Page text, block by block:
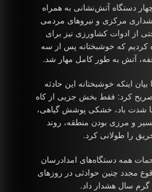
دستگاه آتش‌نشانی به همراه
مرکزی و نیروهای مردمی
از ادوات کشاورزی نیز برای
کردیم که خوشبختانه پس از سه
آتش به طور کامل مهار شد.
بیان اینکه خوشبختانه این حادثه
کرد: فقط بخش جزیی از کاه
شدت باد، خشکی پوشش گیاهی،
و مرزی بودن منطقه، روند
را طولانی کرد.
همه دستگاه‌های امدادرسان
مجدد چنین حوادثی در روزهای
گرم سال هشدار داد.